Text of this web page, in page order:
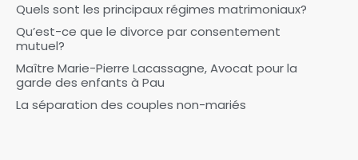
Quels sont les principaux régimes matrimoniaux?
Qu’est-ce que le divorce par consentement
mutuel?
Maître Marie-Pierre Lacassagne, Avocat pour la
garde des enfants à Pau
La séparation des couples non-mariés